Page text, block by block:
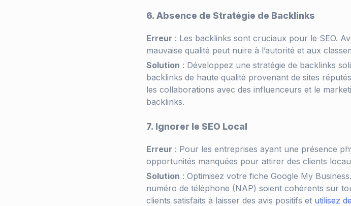
6. Absence de Stratégie de Backlinks
Erreur : Les backlinks sont cruciaux pour le SEO.
mauvaise qualité peut nuire à l’autorité et aux
Solution : Développez une stratégie de backlinks
backlinks de haute qualité provenant de sites
les collaborations avec des influenceurs et le
backlinks.
7. Ignorer le SEO Local
Erreur : Pour les entreprises ayant une présence
opportunités manquées pour attirer des clients
Solution : Optimisez votre fiche Google My
numéro de téléphone (NAP) soient cohérents sur
clients satisfaits à laisser des avis positifs et utilisez